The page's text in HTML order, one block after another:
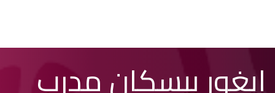
إلى
المحتوى
إيغور بيسكان مدرب